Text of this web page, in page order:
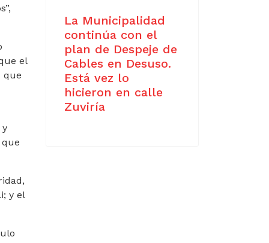
el
que
y
y el
La Municipalidad
continúa con el
plan de Despeje de
Cables en Desuso.
Está vez lo
hicieron en calle
Zuviría